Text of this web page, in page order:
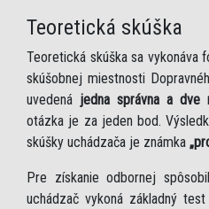
Teoretická skúška
Teoretická skúška sa vykonáva
skúšobnej miestnosti
uvedená jedna správna a dve
otázka je za jeden bod.
skúšky uchádzača je známka
Pre získanie odbornej
uchádzač vykoná základný